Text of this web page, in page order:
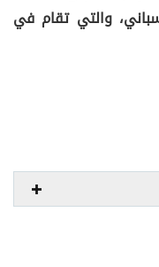
والتي تقام في